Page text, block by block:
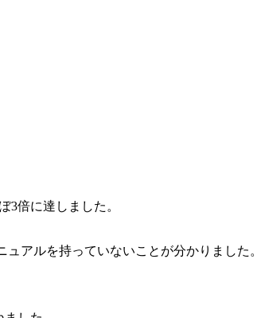
3倍に達しました。
アルを持っていないことが分かりました。